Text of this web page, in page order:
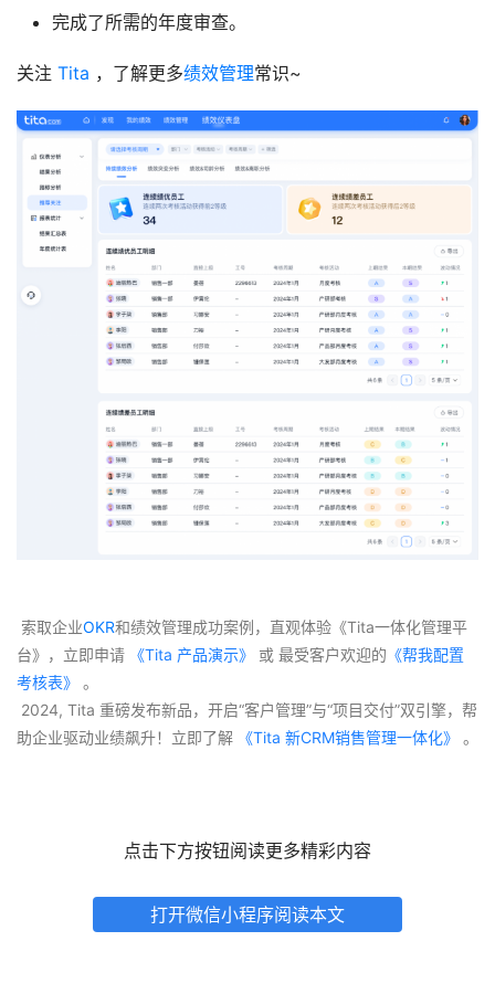
完成了所需的年度审查。
关注 Tita ，了解更多绩效管理常识~
索取企业OKR和绩效管理成功案例，直观体验《Tita一体化管理平
台》，立即申请 《Tita 产品演示》 或 最受客户欢迎的 《帮我配置
考核表》
。
助企业驱动业绩飙升！立即了解 《Tita 新CRM销售管理一体化》 。
点击下方按钮阅读更多精彩内容
打开微信小程序阅读本文